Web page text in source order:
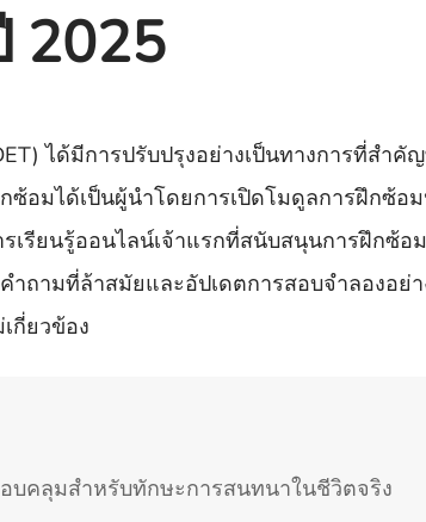
2025
ได้มีการปรับปรุงอย่างเป็นทางการที่สำคั
อมได้เป็นผู้นำโดยการเปิดโมดูลการฝึกซ้อม
รียนรู้ออนไลน์เจ้าแรกที่สนับสนุนการฝึกซ้อ
ำถามที่ล้าสมัยและอัปเดตการสอบจำลองอย่า
กี่ยวข้อง
บคลุมสำหรับทักษะการสนทนาในชีวิตจริง